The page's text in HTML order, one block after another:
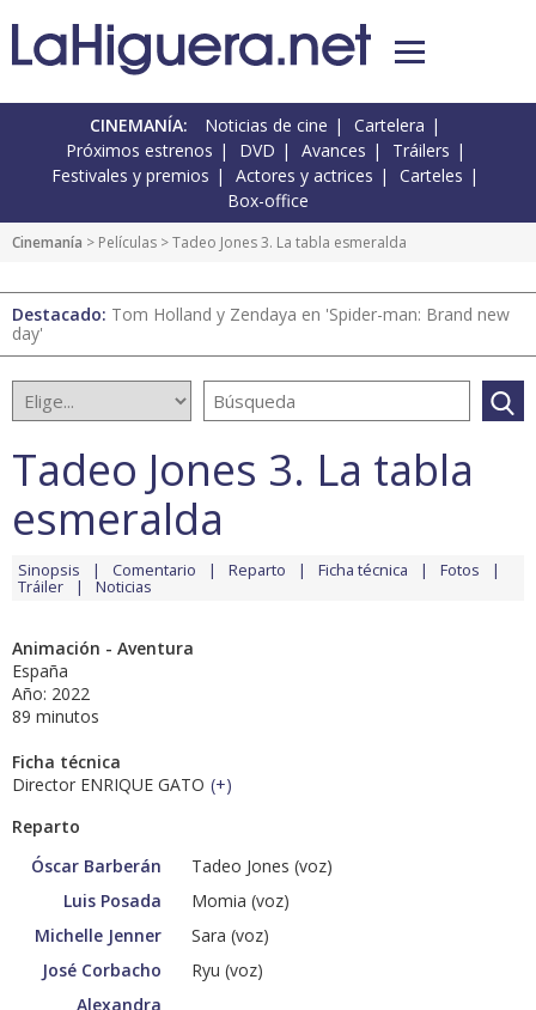
CINEMANÍA: Noticias de cine
Cartelera
Próximos estrenos
DVD Avances
Tráilers
Festivales y premios
Actores y actrices
Carteles
Box-office
Cinemanía > Películas > Tadeo Jones 3. La tabla esmeralda
Destacado: Tom Holland y Zendaya en 'Spider-man: Brand new
day'
Tadeo Jones 3. La tabla
esmeralda
Sinopsis Comentario Reparto Ficha técnica Fotos
Tráiler Noticias
Animación - Aventura
España
Año: 2022
89 minutos
Ficha técnica
Director ENRIQUE GATO (+)
Reparto
Óscar Barberán
Tadeo Jones (voz)
Luis Posada
Momia (voz)
Michelle Jenner
Sara (voz)
José Corbacho
Ryu (voz)
Alexandra